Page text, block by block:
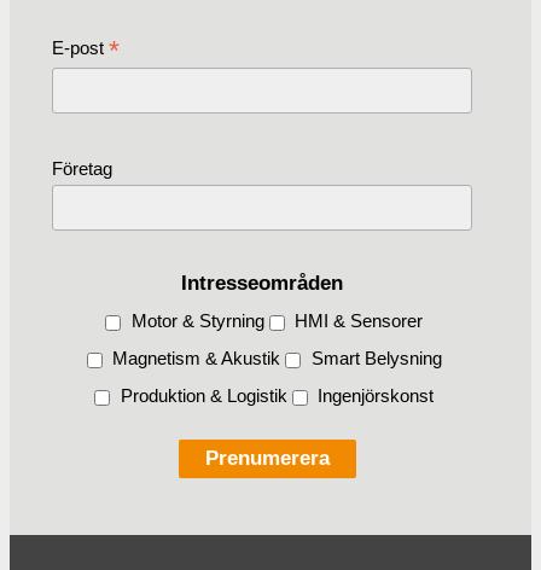
E-post *
Företag
Intresseområden
Motor & Styrning
HMI & Sensorer
Magnetism & Akustik
Smart Belysning
Produktion & Logistik
Ingenjörskonst